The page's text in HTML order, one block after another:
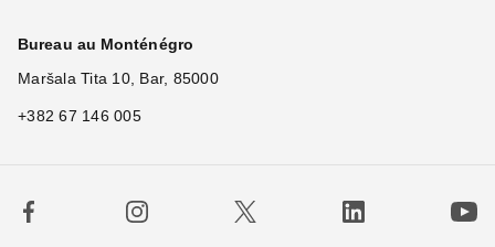
Bureau au Monténégro
Maršala Tita 10, Bar, 85000
+382 67 146 005